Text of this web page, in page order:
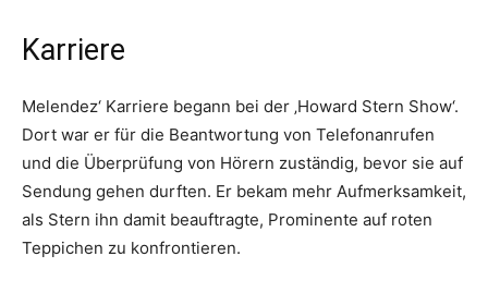
Karriere
Melendez‘ Karriere begann bei der ‚Howard Stern Show‘.
Dort war er für die Beantwortung von Telefonanrufen
und die Überprüfung von Hörern zuständig, bevor sie auf
Sendung gehen durften. Er bekam mehr Aufmerksamkeit,
als Stern ihn damit beauftragte, Prominente auf roten
Teppichen zu konfrontieren.